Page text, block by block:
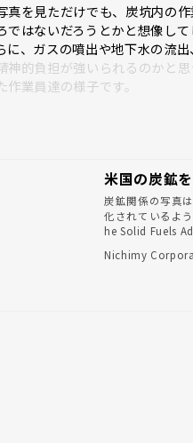
真を見ただけでも、炭坑内の
ではないだろうとかと想像し
に、ガスの噴出や地下水の流
神的負担が強いられるのかと
作業員達の様子です。
米国の炭鉱
炭鉱関係の写真
化されているよ
he Solid Fuels
リーズからの一
Nichimy